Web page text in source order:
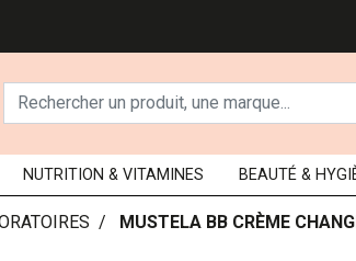
NUTRITION & VITAMINES BEAUTÉ &
MUSTELA BB CRÈME